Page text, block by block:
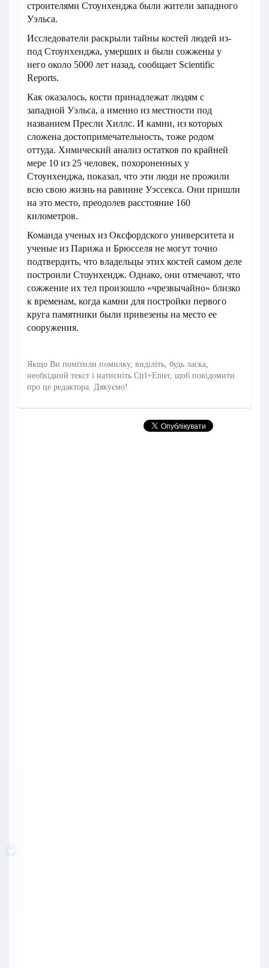
строителями Стоунхенджа были жители западного
Уэльса.
Исследователи раскрыли тайны костей людей из-
под Стоунхенджа, умерших и были сожжены у
него около 5000 лет назад, сообщает Scientific
Reports.
Как оказалось, кости принадлежат людям с
западной Уэльса, а именно из местности под
названием Пресли Хиллс. И камни, из которых
сложена достопримечательность, тоже родом
оттуда. Химический анализ остатков по крайней
мере 10 из 25 человек, похороненных у
Стоунхенджа, показал, что эти люди не прожили
всю свою жизнь на равнине Уэссекса. Они пришли
на это место, преодолев расстояние 160
километров.
Команда ученых из Оксфордского университета и
ученые из Парижа и Брюсселя не могут точно
подтвердить, что владельцы этих костей самом деле
построили Стоунхендж. Однако, они отмечают, что
сожжение их тел произошло «чрезвычайно» близко
к временам, когда камни для постройки первого
круга памятники были привезены на место ее
сооружения.
Якщо Ви помітили помилку, виділіть, будь ласка,
необхідний текст і натисніть Ctrl+Enter, щоб повідомити
про це редактора. Дякуємо!